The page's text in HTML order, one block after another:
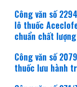
Công văn số
lô thuốc
chuẩn chất lượng
Công văn số
thuốc lưu hành